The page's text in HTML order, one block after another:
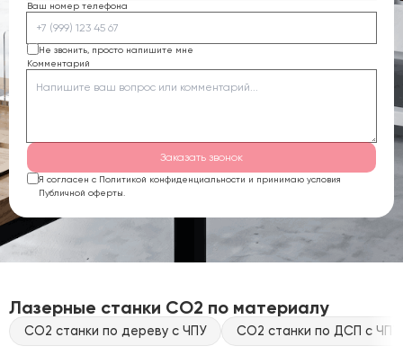
Ваш номер телефона
Не звонить, просто напишите мне
Комментарий
Заказать звонок
Я согласен с Политикой конфиденциальности и принимаю условия
Публичной оферты.
Лазерные станки CO2 по материалу
CO2 станки по дереву с ЧПУ CO2 станки по ДСП с ЧПУ